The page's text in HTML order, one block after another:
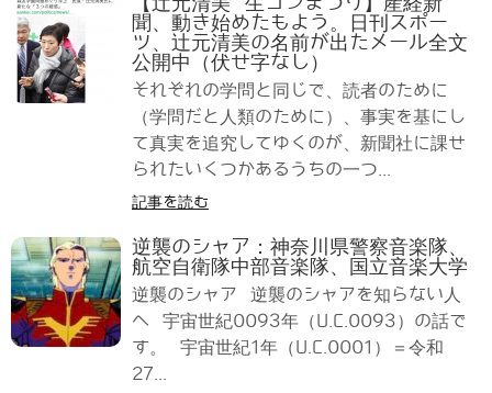
聞、動き始めたもよう。日刊スポー
ツ、辻元清美の名前が出たメール全文
公開中（伏せ字なし）
それぞれの学問と同じで、読者のために
（学問だと人類のために）、事実を基にし
て真実を追究してゆくのが、新聞社に課せ
られたいくつかあるうちの一つ...
記事を読む
逆襲のシャア：神奈川県警察音楽隊、
航空自衛隊中部音楽隊、国立音楽大学
逆襲のシャア 逆襲のシャアを知らない人
へ 宇宙世紀0093年（U.C.0093）の話で
す。 宇宙世紀1年（U.C.0001）＝令和
27...